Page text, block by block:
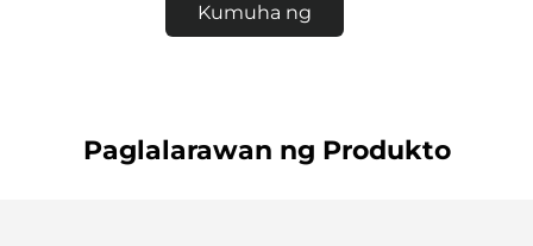
Kumuha ng
Paglalarawan ng Produkto